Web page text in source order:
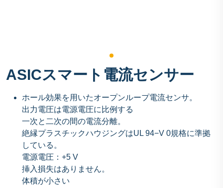
ASICスマート電流センサー
ホール効果を用いたオープンループ電流センサ。
出力電圧は電源電圧に比例する
一次と二次の間の電流分離。
絶縁プラスチックハウジングはUL 94−V 0規格に準拠
している。
電源電圧：+5 V
挿入損失はありません。
体積が小さい